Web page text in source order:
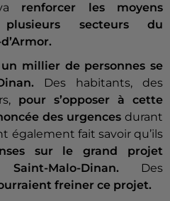
renforcer les moyens
secteurs du
un millier de personnes se
Des habitants, des
pour s’opposer à cette
des urgences durant
également fait savoir qu’ils
sur le grand projet
Malo-Dinan. Des
freiner ce projet.